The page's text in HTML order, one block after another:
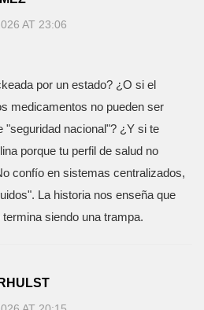
AT 23:06
por un estado? ¿O si el
medicamentos no pueden ser
"seguridad nacional"? ¿Y si te
porque tu perfil de salud no
confío en sistemas centralizados,
La historia nos enseña que
siendo una trampa.